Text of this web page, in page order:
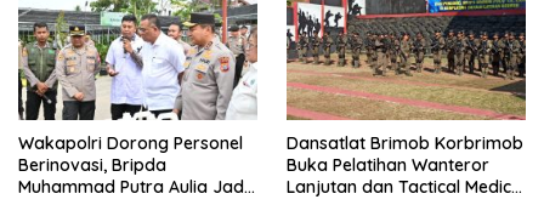
Wakapolri Dorong Personel
Berinovasi, Bripda
Muhammad Putra Aulia Jadi
Dansatlat Brimob Korbrimob
Buka Pelatihan Wanteror
Lanjutan dan Tactical Medic